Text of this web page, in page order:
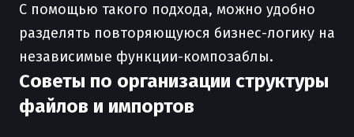
С помощью такого подхода, можно удобно
разделять повторяющуюся бизнес-логику на
независимые функции-композаблы.
Советы по организации структуры
файлов и импортов